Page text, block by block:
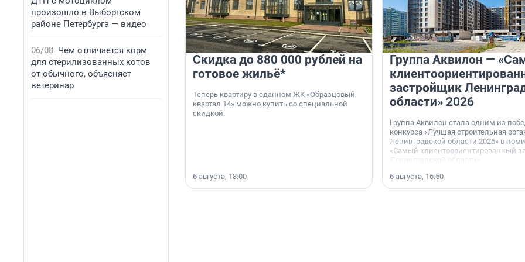
произошло в Выборгском
районе Петербурга — видео
06/08 Чем отличается корм
для стерилизованных котов
от обычного, объясняет
ветеринар
Скидка до 880 000 рублей на
готовое жильё*
Теперь квартиру в сданном ЖК «Образцовый
квартал 14» можно купить со специальной
скидкой.
6 августа, 18:00
Группа Аквилон —
застройщик
области» 2026
Группа Аквилон стала одним из
конкурса «Лучшая строительная
Ленинградской области 2026» в
«Самый клиентоориентированный
Ленинградской области».
6 августа, 16:50